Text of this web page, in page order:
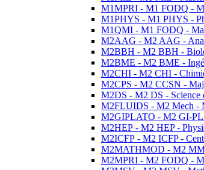
M1MPRI - M1 FODQ -
M1PHYS - M1 PHYS -
M1QMI - M1 FODQ -
M2AAG - M2 AAG -
M2BBH - M2 BBH -
M2BME - M2 BME -
M2CHI - M2 CHI -
M2CPS - M2 CCSN -
M2DS - M2 DS - Science
M2FLUIDS - M2 Mech -
M2GIPLATO - M2 GI-
M2HEP - M2 HEP -
M2ICFP - M2 ICFP -
M2MATHMOD - M2 MM
M2MPRI - M2 FODQ -